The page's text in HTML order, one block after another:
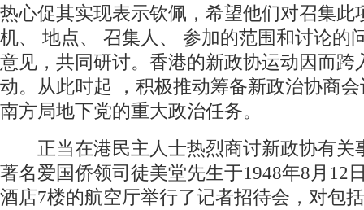
热心促其实现表示钦佩，希望他们对召集此
机、 地点、 召集人、 参加的范围和讨论的
意见，共同研讨。香港的新政协运动因而跨
动。从此时起 ，积极推动筹备新政治协商
南方局地下党的重大政治任务。
正当在港民主人士热烈商讨新政协有关
著名爱国侨领司徒美堂先生于1948年8月12
酒店7楼的航空厅举行了记者招待会，对包